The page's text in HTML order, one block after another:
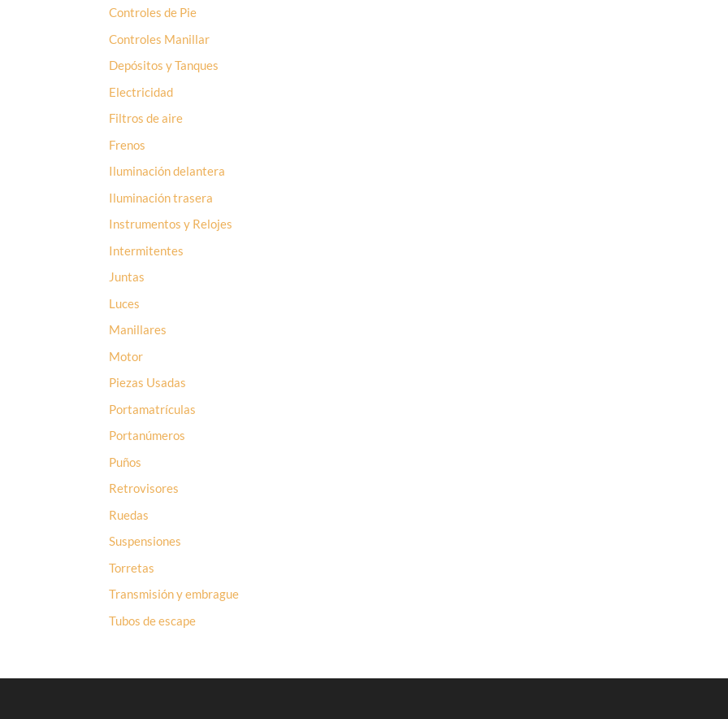
Controles de Pie
Controles Manillar
Depósitos y Tanques
Electricidad
Filtros de aire
Frenos
Iluminación delantera
Iluminación trasera
Instrumentos y Relojes
Intermitentes
Juntas
Luces
Manillares
Motor
Piezas Usadas
Portamatrículas
Portanúmeros
Puños
Retrovisores
Ruedas
Suspensiones
Torretas
Transmisión y embrague
Tubos de escape